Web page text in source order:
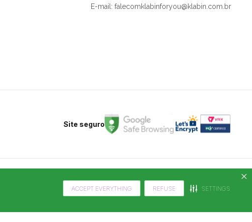
ACCEPT EVERYTHING REFUSE SETTINGS
E-mail: falecomklabinforyou@klabin.com.br
Site seguro